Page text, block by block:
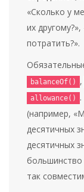
«Сколько у
их
потратить?».
balanceOf() ,
allowance()
(например,
десятичных
десятичных
так